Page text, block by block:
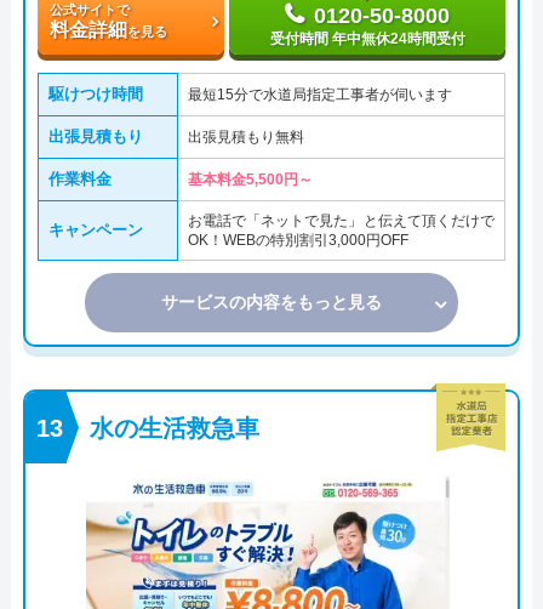
公式サイトで
料金詳細を見る
0120-50-8000
受付時間 年中無休24時間受付
駆けつけ時間 最短15分で水道局指定工事者が伺います
出張見積もり 出張見積もり無料
作業料金 基本料金5,500円～
キャンペーン
お電話で「ネットで見た」と伝えて頂くだけで
OK！WEBの特別割引3,000円OFF
サービスの内容をもっと見る
水の生活救急車